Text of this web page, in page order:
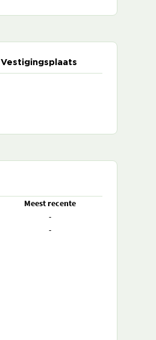
Vestigingsplaats
Meest recente
-
-